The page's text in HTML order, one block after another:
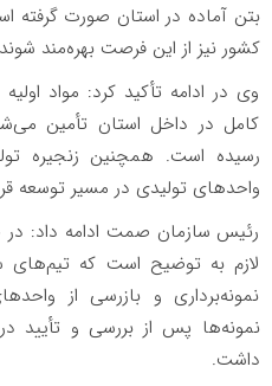
بتن آماده در استان صورت گرفته
کشور نیز از این فرصت بهره‌مند
وی در ادامه تأکید کرد: مواد
کامل در داخل استان تأمین
رسیده است. همچنین زنجیره
واحدهای تولیدی در مسیر توسعه
رئیس سازمان صمت ادامه داد:
لازم به توضیح است که تیم‌های
نمونه‌برداری و بازرسی از
نمونه‌ها پس از بررسی و تأیید
داشت.